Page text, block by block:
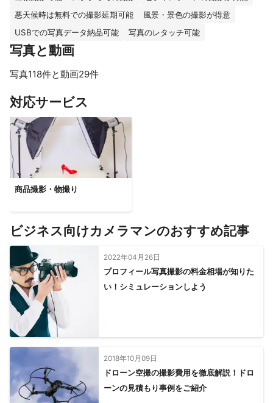
悪天候時は無料での撮影延期可能
風景・景色の撮影が得意
USBでの写真データ納品可能
写真のレタッチ可能
写真と動画
写真118件と動画29件
対応サービス
商品撮影・物撮り
ビジネス向けカメラマンのおすすめ記事
2022年04月26日
プロフィール写真撮影の料金相場が知りた
い！シミュレーションしよう
2018年10月09日
ドローン空撮の撮影費用を徹底解説！ドロ
ーンの見積もり事例をご紹介